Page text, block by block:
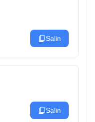
content_copySalin
content_copySalin